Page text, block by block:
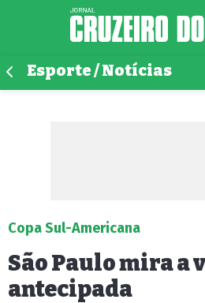
Esporte / Notícias
Copa Sul-Americana
São Paulo mira a
antecipada